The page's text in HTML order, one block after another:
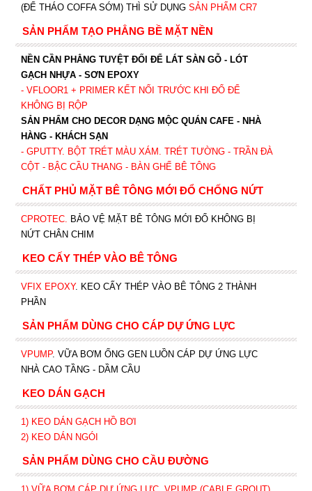
(ĐỂ THÁO COFFA SỚM) THÌ SỬ DỤNG SẢN PHẨM CR7
SẢN PHẨM TẠO PHẲNG BỀ MẶT NỀN
NỀN CẦN PHẲNG TUYỆT ĐỐI ĐỂ LÁT SÀN GỖ - LÓT
GẠCH NHỰA - SƠN EPOXY
- VFLOOR1+ PRIMER KẾT NỐI TRƯỚC KHI ĐỔ ĐỂ
KHÔNG BỊ RỘP
SẢN PHẨM CHO DECOR DẠNG MỘC QUÁN CAFE - NHÀ
HÀNG - KHÁCH SẠN
- GPUTTY. BỘT TRÉT MÀU XÁM. TRÉT TƯỜNG - TRẦN ĐÀ
CỘT - BẬC CẦU THANG - BÀN GHẾ BÊ TÔNG
CHẤT PHỦ MẶT BÊ TÔNG MỚI ĐỔ CHỐNG NỨT
CPROTEC. BẢO VỆ MẶT BÊ TÔNG MỚI ĐỔ KHÔNG BỊ
NỨT CHÂN CHIM
KEO CẤY THÉP VÀO BÊ TÔNG
VFIX EPOXY. KEO CẤY THÉP VÀO BÊ TÔNG 2 THÀNH
PHẦN
SẢN PHẨM DÙNG CHO CÁP DỰ ỨNG LỰC
VPUMP. VỮA BƠM ỐNG GEN LUỒN CÁP DỰ ỨNG LỰC
NHÀ CAO TẦNG - DẦM CẦU
KEO DÁN GẠCH
1) KEO DÁN GẠCH HỒ BƠI
2) KEO DÁN NGÓI
SẢN PHẨM DÙNG CHO CẦU ĐƯỜNG